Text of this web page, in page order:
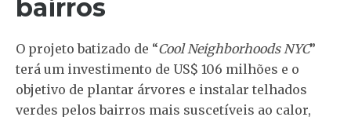
bairros
O projeto batizado de “Cool Neighborhoods NYC”
terá um investimento de US$ 106 milhões e o
objetivo de plantar árvores e instalar telhados
verdes pelos bairros mais suscetíveis ao calor,